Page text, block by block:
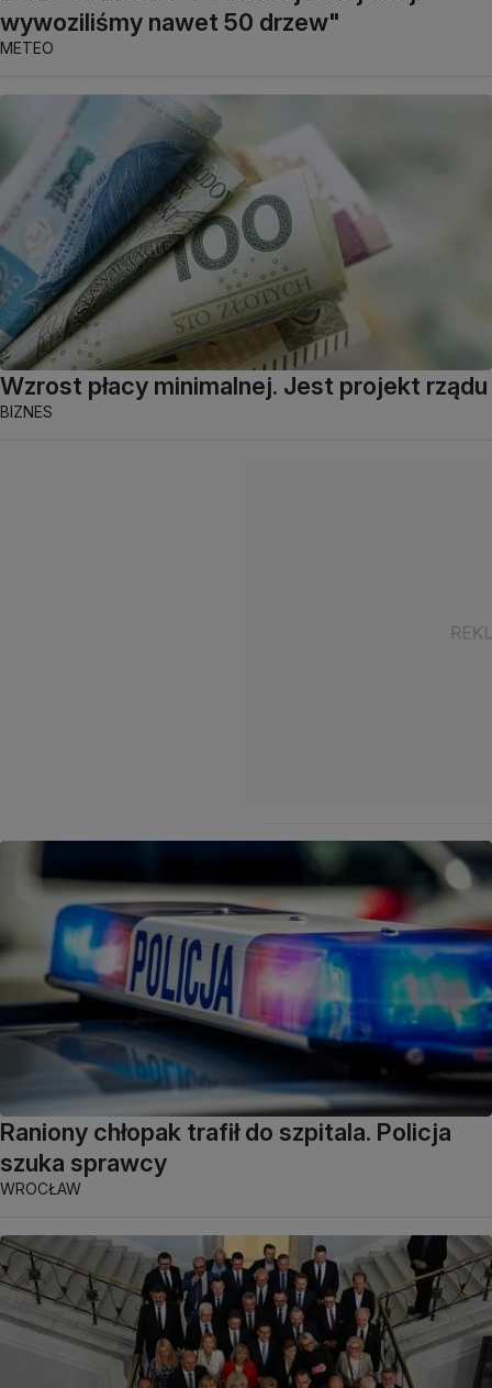
wywoziliśmy nawet 50 drzew"
METEO
Wzrost płacy minimalnej. Jest projekt rządu
BIZNES
Raniony chłopak trafił do szpitala. Policja
szuka sprawcy
WROCŁAW